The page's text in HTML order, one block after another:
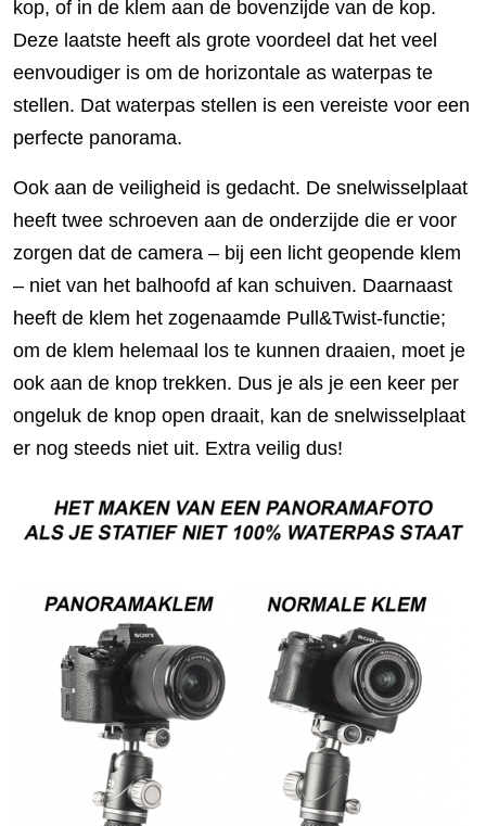
kop, of in de klem aan de bovenzijde van de kop.
Deze laatste heeft als grote voordeel dat het veel
eenvoudiger is om de horizontale as waterpas te
stellen. Dat waterpas stellen is een vereiste voor een
perfecte panorama.
Ook aan de veiligheid is gedacht. De snelwisselplaat
heeft twee schroeven aan de onderzijde die er voor
zorgen dat de camera – bij een licht geopende klem
– niet van het balhoofd af kan schuiven. Daarnaast
heeft de klem het zogenaamde Pull&Twist-functie;
om de klem helemaal los te kunnen draaien, moet je
ook aan de knop trekken. Dus je als je een keer per
ongeluk de knop open draait, kan de snelwisselplaat
er nog steeds niet uit. Extra veilig dus!